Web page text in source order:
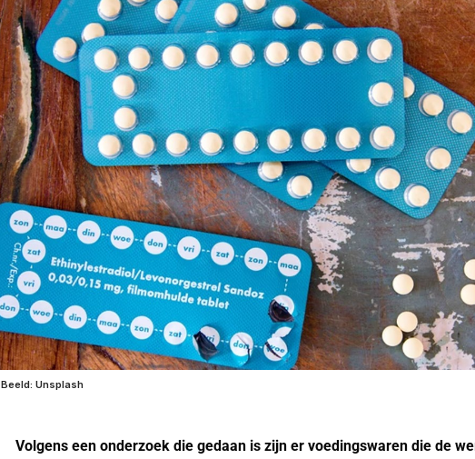
Beeld: Unsplash
Volgens een onderzoek die gedaan is zijn er voedingswaren die de